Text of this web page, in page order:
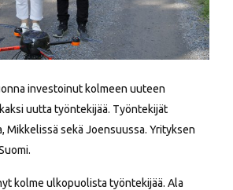
investoinut kolmeen uuteen
uutta työntekijää. Työntekijät
Mikkelissä sekä Joensuussa. Yrityksen
kolme ulkopuolista työntekijää. Ala